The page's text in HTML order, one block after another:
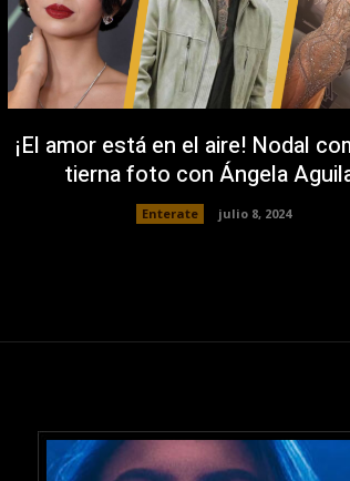
¡El amor está en el aire! Nodal
tierna foto con Ángela
Enterate julio 8, 2024